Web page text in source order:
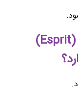
کدام سری عطر و ادکلن زنانه (Esprit)